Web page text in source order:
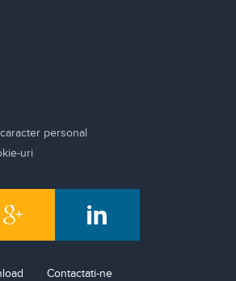
personal
uri
Contactati-ne